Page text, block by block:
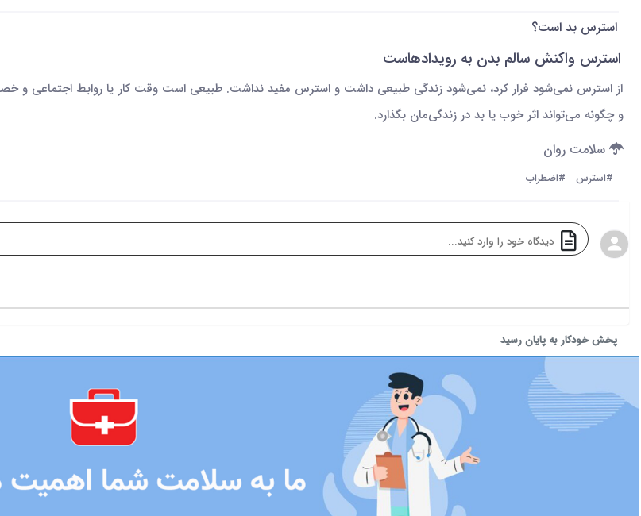
استرس بد است؟
استرس واکنش سالم بدن به رویدادهاست
از استرس نمی‌شود فرار کرد، نمی‌شود زندگی طبیعی داشت و استرس مفید نداشت. طبیعی است وقت کار یا روابط اجتماعی
و چگونه می‌تواند اثر خوب یا بد در زندگی‌مان بگذارد.
سلامت روان
#استرس #اضطراب
پخش خودکار به پایان رسید